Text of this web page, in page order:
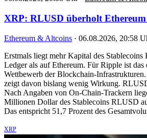
XRP: RLUSD überholt
Ethereum & Altcoins · 06.08.2026, 20:58
Erstmals liegt mehr Kapital des
Ledger als auf Ethereum. Für Ripple ist
Wettbewerb der Blockchain-
zeigt davon bislang wenig Wirkung.
Nach Angaben von On-Chain-Trackern
Millionen Dollar des Stablecoins RLUSD
Das entspricht 51,7 Prozent des
XRP